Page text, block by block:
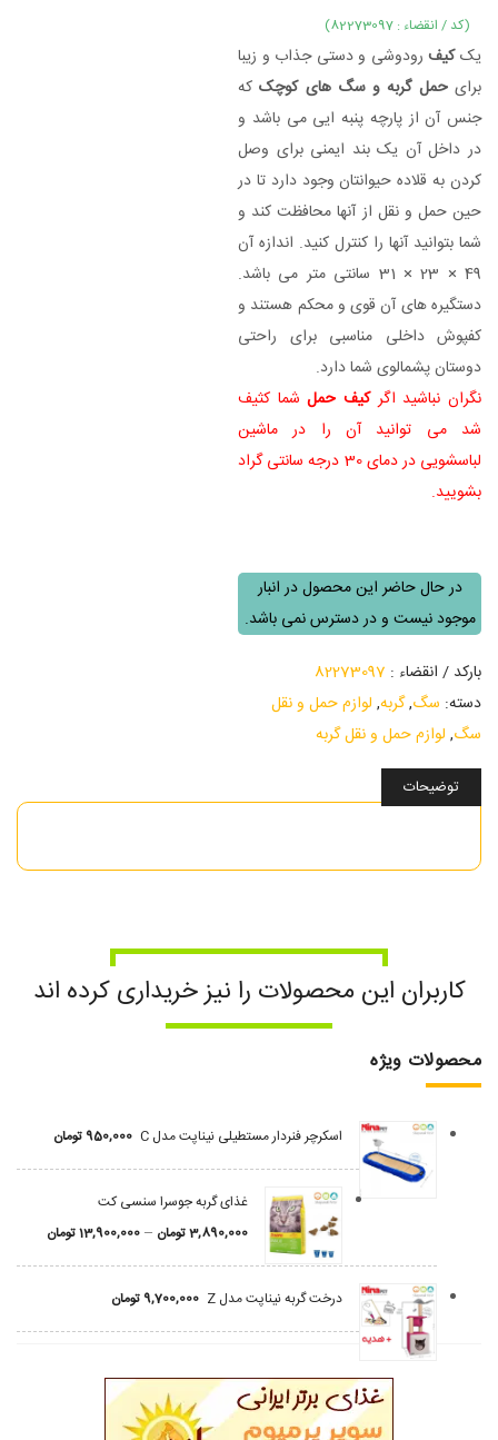
(کد / انقضاء : 82273097)
یککیفرودوشی و دستی جذاب و زیبا
برایحمل گربه و سگ های کوچککه
جنس آن از پارچه پنبه ایی می باشد و
در داخل آن یک بند ایمنی برای وصل
کردن به قلاده حیوانتان وجود دارد تا در
حین حمل و نقل از آنها محافظت کند و
شما بتوانید آنها را کنترل کنید. اندازه آن
49 × 23 × 31 سانتی متر می باشد.
دستگیره های آن قوی و محکم هستند و
کفپوش داخلی مناسبی برای راحتی
دوستان پشمالوی شما دارد.
نگران نباشید اگرکیف حمل شما کثیف
شد می توانید آن را در ماشین
لباسشویی در دمای 30 درجه سانتی گراد
بشویید.
در حال حاضر این محصول در انبار
موجود نیست و در دسترس نمی باشد.
بارکد / انقضاء : 82273097
دسته: سگ,گربه, لوازم حمل و نقل
سگ, لوازم حمل و نقل گربه
توضیحات
کاربران این محصولات را نیز خریداری کرده اند
محصولات ویژه
اسکرچر فنردار مستطیلی نیناپت مدل C 950,000 تومان
غذای گربه جوسرا سنسی کت
3,890,000تومان –
13,900,000تومان
درخت گربه نیناپت مدل Z 9,700,000 تومان